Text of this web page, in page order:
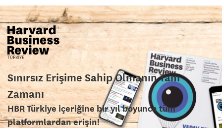
Sınırsız Erişime Sahip Olmanın Tam
Zamanı
HBR Türkiye içeriğine bir yıl boyunca tüm
platformlardan erişin!